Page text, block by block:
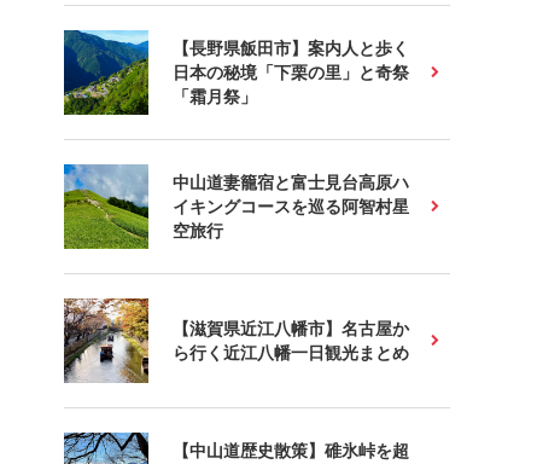
【長野県飯田市】案内人と歩く
日本の秘境「下栗の里」と奇祭
「霜月祭」
中山道妻籠宿と富士見台高原ハ
イキングコースを巡る阿智村星
空旅行
【滋賀県近江八幡市】名古屋か
ら行く近江八幡一日観光まとめ
【中山道歴史散策】碓氷峠を超